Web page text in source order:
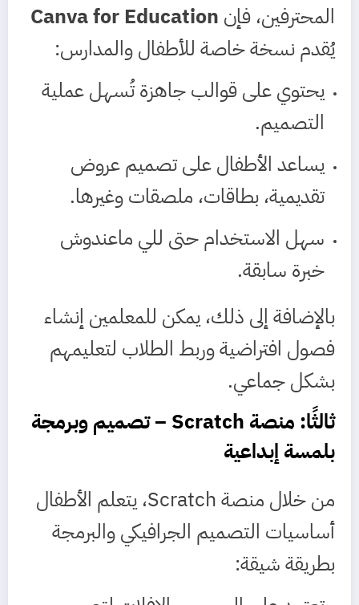
المحترفين، فإن Canva for Education
يُقدم نسخة خاصة للأطفال والمدارس:
يحتوي على قوالب جاهزة تُسهل عملية
التصميم.
يساعد الأطفال على تصميم عروض
تقديمية، بطاقات، ملصقات وغيرها.
سهل الاستخدام حتى للي ماعندوش
خبرة سابقة.
بالإضافة إلى ذلك، يمكن للمعلمين إنشاء
فصول افتراضية وربط الطلاب لتعليمهم
بشكل جماعي.
ثالثًا: منصة Scratch – تصميم وبرمجة
بلمسة إبداعية
من خلال منصة Scratch، يتعلم الأطفال
أساسيات التصميم الجرافيكي والبرمجة
بطريقة شيقة: